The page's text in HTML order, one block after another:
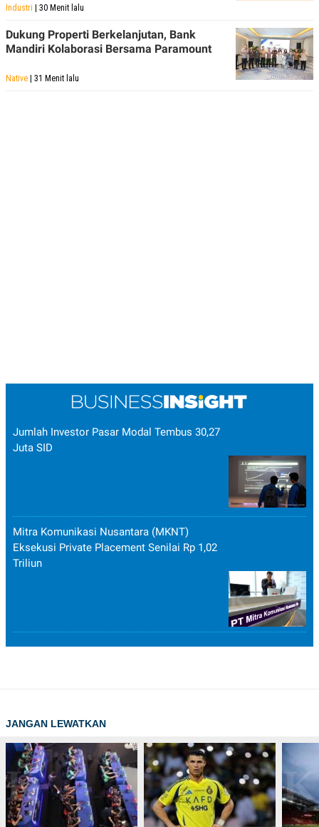
Industri | 30 Menit lalu
Dukung Properti Berkelanjutan, Bank
Mandiri Kolaborasi Bersama Paramount
Native | 31 Menit lalu
Jumlah Investor Pasar Modal Tembus 30,27
Juta SID
Mitra Komunikasi Nusantara (MKNT)
Eksekusi Private Placement Senilai Rp 1,02
Triliun
JANGAN LEWATKAN